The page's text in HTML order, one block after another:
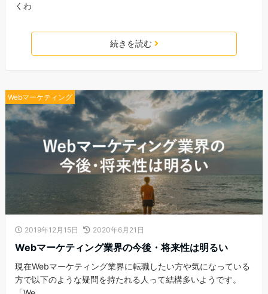
くわ
続きを読む
Webマーケティング
2019年12月15日 2020年6月21日
Webマーケティング業界の今後・将来性は明るい
現在Webマーケティング業界に転職したい方や気になっている
方で以下のような疑問を持たれる人って結構多いようです。